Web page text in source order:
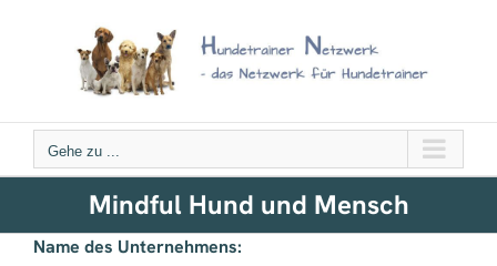
Gehe zu ...
Mindful Hund und Mensch
Name des Unternehmens: